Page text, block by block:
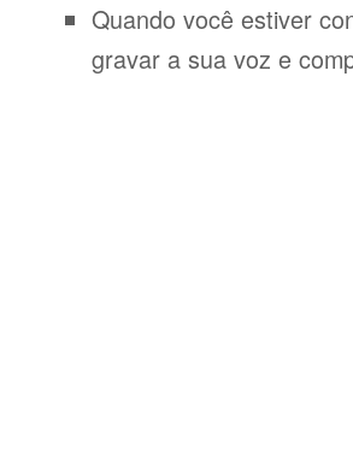
Quando você estiver
gravar a sua voz e